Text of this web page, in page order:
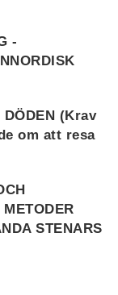
-
DÖDEN (Krav
om att resa
STENARS